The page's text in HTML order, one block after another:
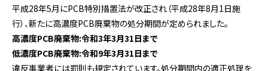
平成28年5月にPCB特別措置法が改正され（平成28年8月1日施
行）、新たに高濃度PCB廃棄物の処分期間が定められました。
高濃度PCB廃棄物:令和3年3月31日まで
低濃度PCB廃棄物:令和9年3月31日まで
違反事業者には罰則も規定されています。処分期間内の適正処理を